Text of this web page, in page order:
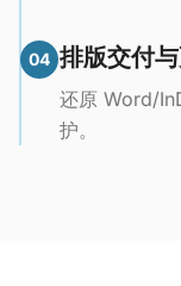
04 排版交付
还原 Word/
护。